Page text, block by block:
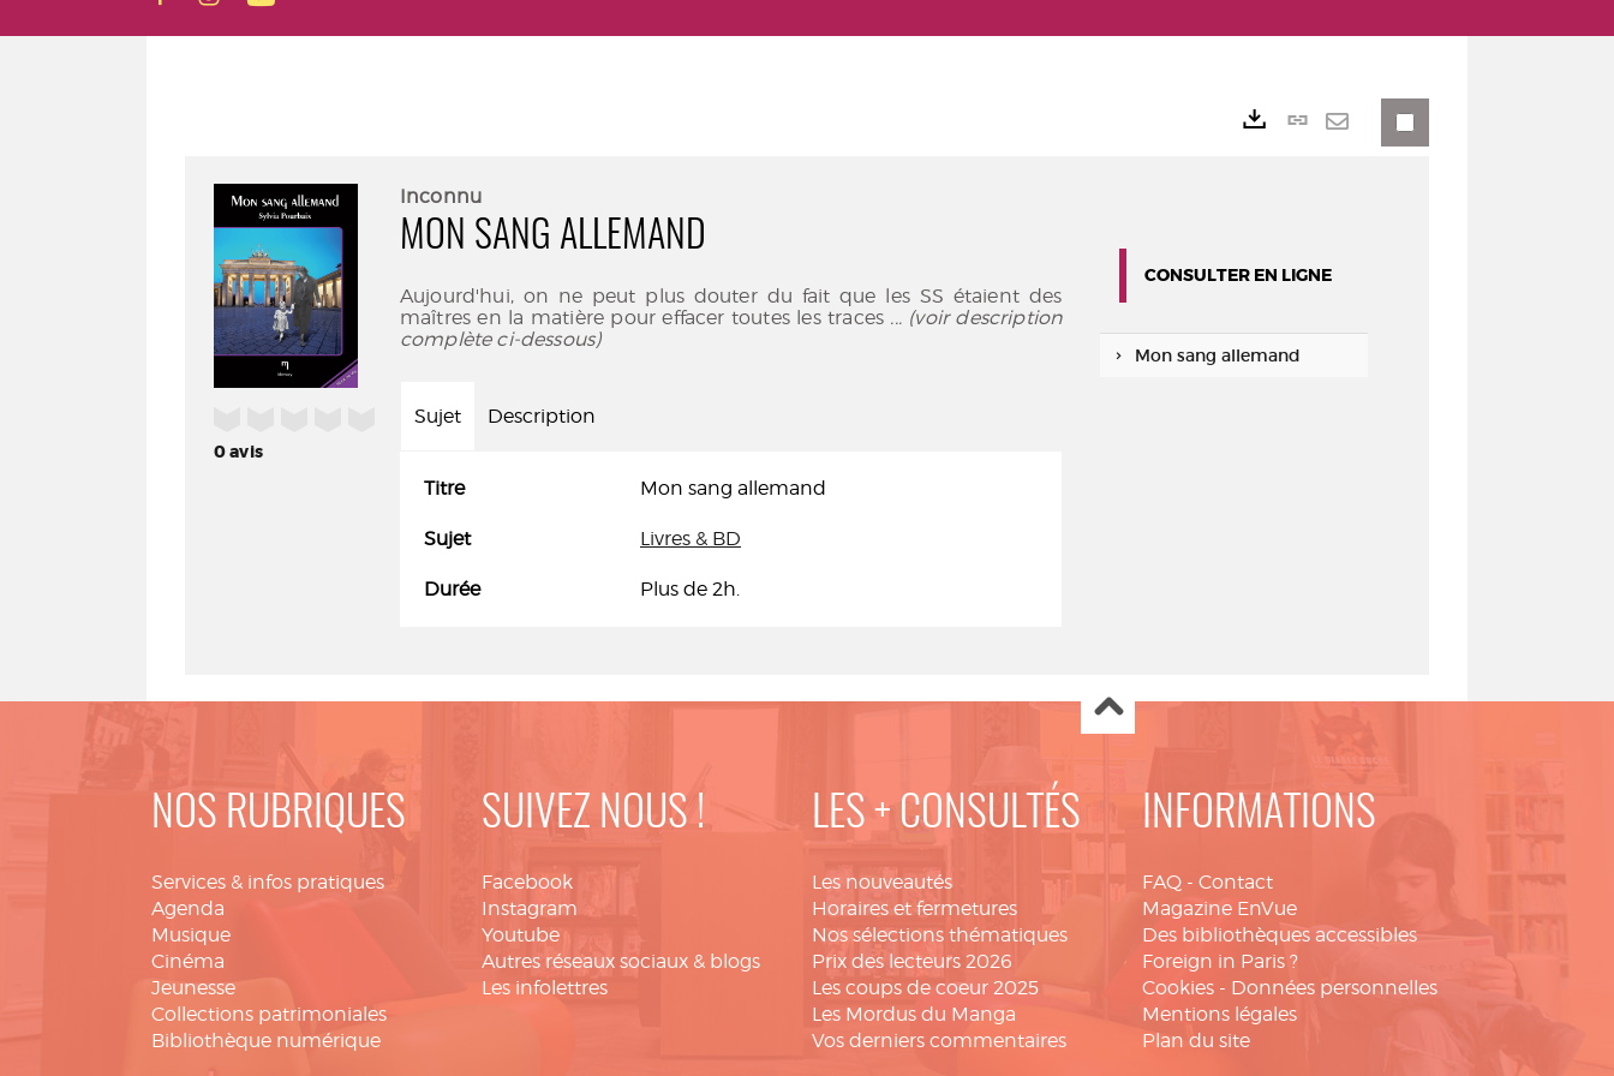
0avis
Inconnu
MON SANG ALLEMAND
Aujourd'hui, on ne peut plus douter du fait que les SS étaient des
maîtres en la matière pour effacer toutes les traces ... (voir description
complète ci-dessous)
Sujet Description
Titre Mon sang allemand
Sujet Livres & BD
Durée Plus de 2h.
Lien
CONSULTER EN LIGNE
Mon sang allemand
NOS RUBRIQUES
Services & infos pratiques
Agenda
Musique
Cinéma
Jeunesse
Collections patrimoniales
Bibliothèque numérique
SUIVEZ NOUS !
Facebook
Instagram
Youtube
Autres réseaux sociaux & blogs
Les infolettres
LES + CONSULTÉS
Les nouveautés
Horaires et fermetures
Nos sélections thématiques
Prix des lecteurs 2026
Les coups de coeur 2025
Les Mordus du Manga
Vos derniers commentaires
INFORMATIONS
FAQ - Contact
Magazine EnVue
Des bibliothèques accessibles
Foreign in Paris ?
Cookies - Données personnelles
Mentions légales
Plan du site